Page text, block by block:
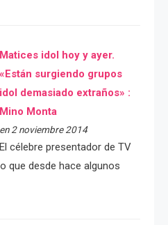
Matices idol hoy y ayer.
«Están surgiendo grupos
idol demasiado extraños» :
Mino Monta
en 2 noviembre 2014
El célebre presentador de TV
que desde hace algunos